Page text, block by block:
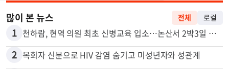
많이 본 뉴스 전체 로컬
1 천하람, 현역 의원 최초 신병교육 입소…논산서 2박3일 생활
2 목회자 신분으로 HIV 감염 숨기고 미성년자와 성관계